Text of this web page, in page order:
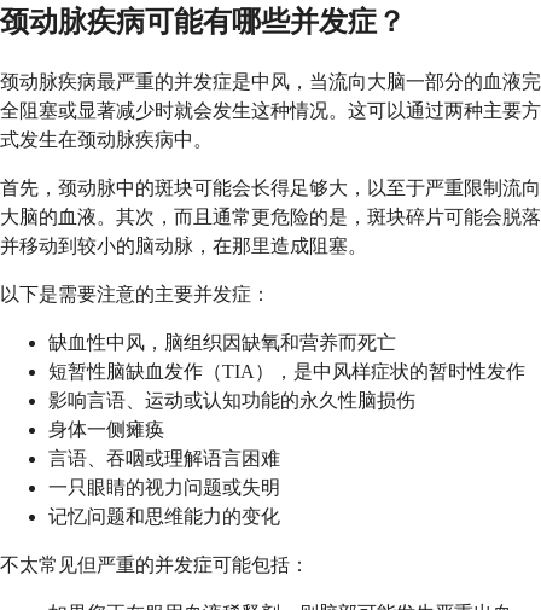
颈动脉疾病可能有哪些并发症？
颈动脉疾病最严重的并发症是中风，当流向大脑一部分的血液完
全阻塞或显著减少时就会发生这种情况。这可以通过两种主要方
式发生在颈动脉疾病中。
首先，颈动脉中的斑块可能会长得足够大，以至于严重限制流向
大脑的血液。其次，而且通常更危险的是，斑块碎片可能会脱落
并移动到较小的脑动脉，在那里造成阻塞。
以下是需要注意的主要并发症：
缺血性中风，脑组织因缺氧和营养而死亡
短暂性脑缺血发作（TIA），是中风样症状的暂时性发作
影响言语、运动或认知功能的永久性脑损伤
身体一侧瘫痪
言语、吞咽或理解语言困难
一只眼睛的视力问题或失明
记忆问题和思维能力的变化
不太常见但严重的并发症可能包括：